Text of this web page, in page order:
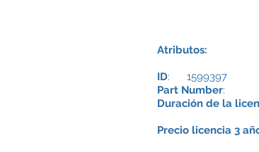
Atributos:
ID: 1599397
Part Number:
Duración de la
Precio licencia 3